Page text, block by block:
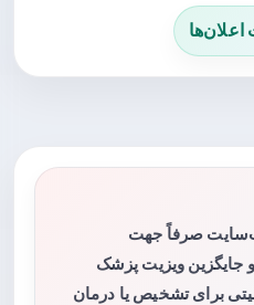
اعلان‌ها
صرفاً جهت
ویزیت پزشک
برای تشخیص یا درمان